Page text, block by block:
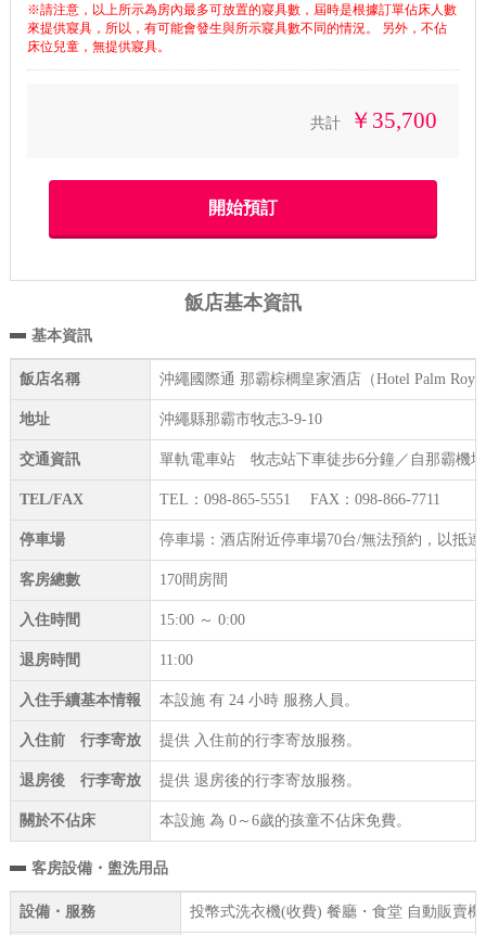
※請注意，以上所示為房內最多可放置的寢具數，屆時是根據訂單佔床人數
來提供寢具，所以，有可能會發生與所示寢具數不同的情況。 另外，不佔
床位兒童，無提供寢具。
共計 ￥35,700
飯店基本資訊
基本資訊
飯店名稱 沖繩國際通 那霸棕櫚皇家酒店（Hotel Palm
地址 沖繩縣那霸市牧志3-9-10
交通資訊 單軌電車站 牧志站下車徒步6分鐘／自那霸機
TEL/FAX TEL：098-865-5551 FAX：098-866-7711
停車場 停車場：酒店附近停車場70台/無法預約，以抵
客房總數 170間房間
入住時間 15:00 ～ 0:00
退房時間 11:00
入住手續基本情報 本設施 有 24 小時 服務人員。
入住前 行李寄放 提供 入住前的行李寄放服務。
退房後 行李寄放 提供 退房後的行李寄放服務。
關於不佔床 本設施 為 0～6歲的孩童不佔床免費。
客房設備・盥洗用品
設備・服務 投幣式洗衣機(收費) 餐廳・食堂 自動販賣